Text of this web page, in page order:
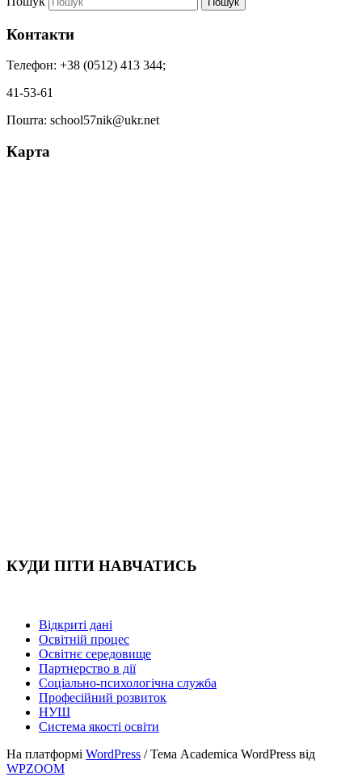
Контакти
Телефон: +38 (0512) 413 344;
41-53-61
Пошта: school57nik@ukr.net
Карта
КУДИ ПІТИ НАВЧАТИСЬ
Відкриті дані
Освітній процес
Освітнє середовище
Партнерство в дії
Соціально-психологічна служба
Професійний розвиток
НУШ
Система якості освіти
На платформі WordPress / Тема Academica WordPress від
WPZOOM